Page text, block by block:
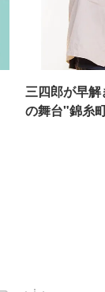
三四郎が早
の舞台"錦糸